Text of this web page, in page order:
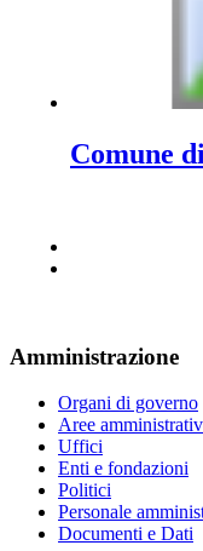
Comune
Amministrazione
Organi di governo
Aree
Uffici
Enti e fondazioni
Politici
Personale
Documenti e Dati